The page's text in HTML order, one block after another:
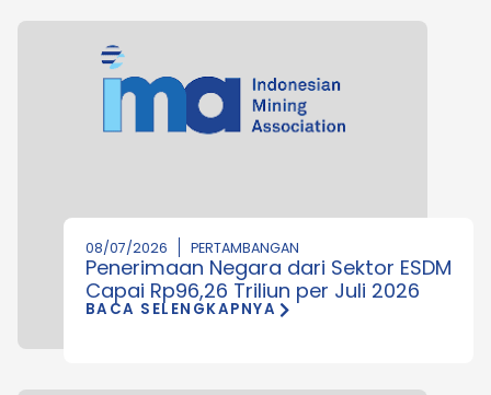
08/07/2026 PERTAMBANGAN
Penerimaan Negara dari Sektor ESDM
Capai Rp96,26 Triliun per Juli 2026
BACA SELENGKAPNYA